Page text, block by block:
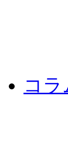
コラ